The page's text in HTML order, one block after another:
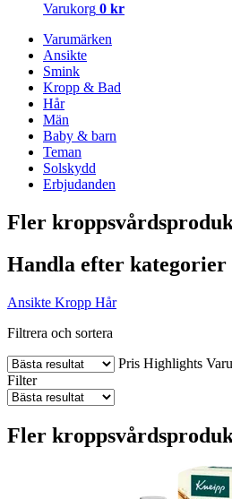
Varukorg 0 kr
Varumärken
Ansikte
Smink
Kropp & Bad
Hår
Män
Baby & barn
Teman
Solskydd
Erbjudanden
Fler
Handla efter kategorier
Ansikte Kropp Hår
Filtrera och sortera
Pris Highlights
Filter
Fler